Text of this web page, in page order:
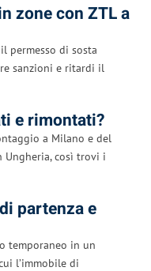
zone con ZTL a
permesso di sosta
sanzioni e ritardi il
e rimontati?
a Milano e del
così trovi i
partenza e
temporaneo in un
l’immobile di